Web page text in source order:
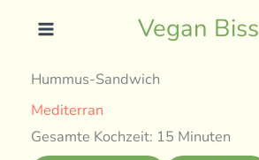
Vegan Biss
Hummus-Sandwich
Mediterran
Gesamte Kochzeit: 15 Minuten